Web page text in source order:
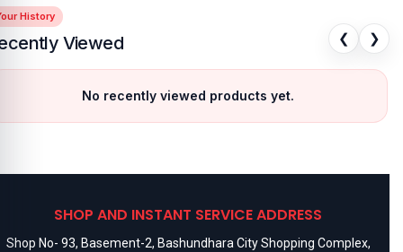
History
Viewed ❮ ❯
No recently viewed products yet.
SHOP AND INSTANT SERVICE ADDRESS
Shop No- 93, Basement-2, Bashundhara City Shopping Complex,